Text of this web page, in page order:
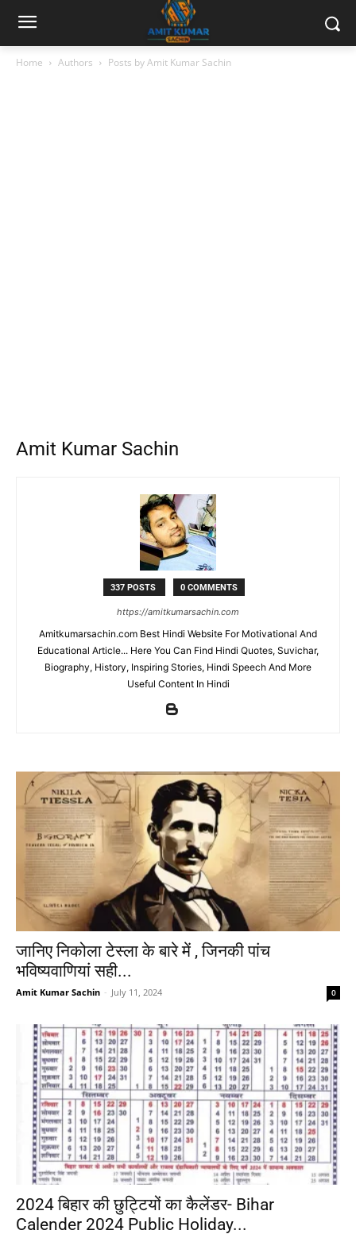
Home Authors Posts by Amit Kumar Sachin
Amit Kumar Sachin
337 POSTS 0 COMMENTS
https://amitkumarsachin.com
Amitkumarsachin.com Best Hindi Website For Motivational And
Educational Article... Here You Can Find Hindi Quotes, Suvichar,
Biography, History, Inspiring Stories, Hindi Speech And More
Useful Content In Hindi
जानिए निकोला टेस्ला के बारे में , जिनकी पांच
भविष्यवाणियां सही...
Amit Kumar Sachin - July 11, 2024 0
2024 बिहार की छुट्टियों का कैलेंडर- Bihar
Calender 2024 Public Holiday...